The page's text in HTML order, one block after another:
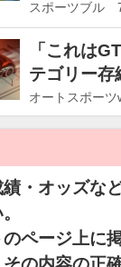
スポーツブル
「これは
テゴリー存
オートスポー
・オッズな
ページ上に